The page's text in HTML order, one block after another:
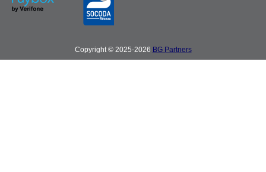
Copyright © 2025-2026 BG Partners